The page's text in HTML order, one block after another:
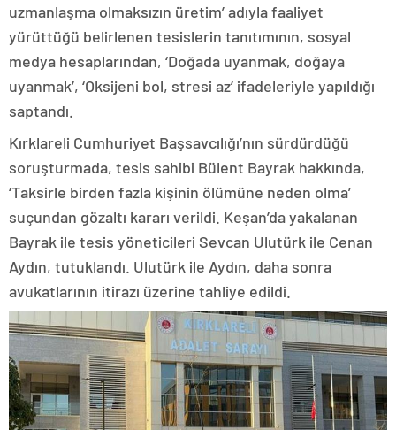
uzmanlaşma olmaksızın üretim’ adıyla faaliyet
yürüttüğü belirlenen tesislerin tanıtımının, sosyal
medya hesaplarından, ‘Doğada uyanmak, doğaya
uyanmak’, ‘Oksijeni bol, stresi az’ ifadeleriyle yapıldığı
saptandı.
Kırklareli Cumhuriyet Başsavcılığı’nın sürdürdüğü
soruşturmada, tesis sahibi Bülent Bayrak hakkında,
‘Taksirle birden fazla kişinin ölümüne neden olma’
suçundan gözaltı kararı verildi. Keşan’da yakalanan
Bayrak ile tesis yöneticileri Sevcan Ulutürk ile Cenan
Aydın, tutuklandı. Ulutürk ile Aydın, daha sonra
avukatlarının itirazı üzerine tahliye edildi.